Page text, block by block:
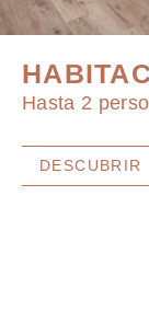
Hasta 2
DESCUBRIR